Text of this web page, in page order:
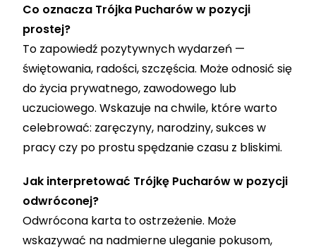
Co oznacza Trójka Pucharów w pozycji
prostej?
To zapowiedź pozytywnych wydarzeń —
świętowania, radości, szczęścia. Może odnosić się
do życia prywatnego, zawodowego lub
uczuciowego. Wskazuje na chwile, które warto
celebrować: zaręczyny, narodziny, sukces w
pracy czy po prostu spędzanie czasu z bliskimi.
Jak interpretować Trójkę Pucharów w pozycji
odwróconej?
Odwrócona karta to ostrzeżenie. Może
wskazywać na nadmierne uleganie pokusom,